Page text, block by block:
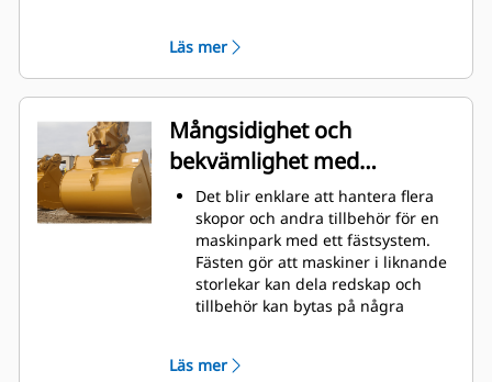
stål, särskilt användbart på
extrema slitytor
Skydda extrema slitytor på skopan
bäst från att komma i kontakt med
material med Caterpillars redskap
med markkontakt (GET)
Högre produktion i krävande
förhållanden, enklare inträngning
i högar och snabbare cykeltider
med Cat®Advansys™ GET
Installera och ta bort tänder
snabbare än tidigare med
Advansys hammarlösa GET-system
adaptrar med endast handverktyg
Läs mer
Mångsidighet och
bekvämlighet med
snabbfästen
Det blir enklare att hantera flera
skopor och andra tillbehör för en
maskinpark med ett fästsystem.
Fästen gör att maskiner i liknande
storlekar kan dela redskap och
tillbehör kan bytas på några
Pinnmonterade skopor är även
Läs mer